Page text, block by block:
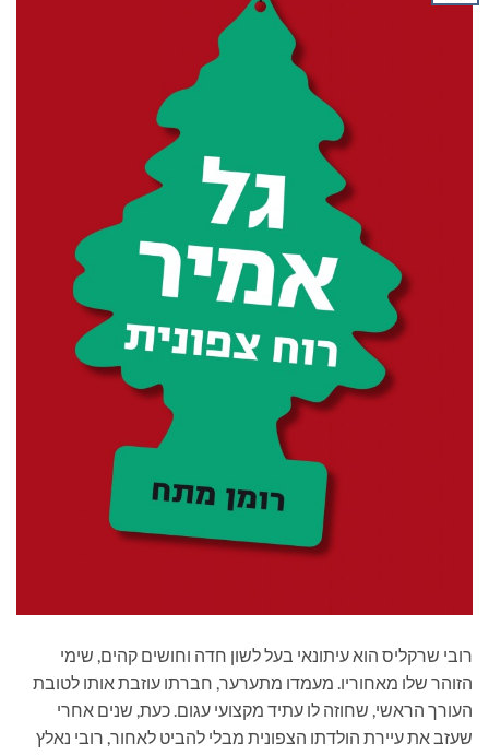
רובי שרקליס הוא עיתונאי בעל לשון חדה וחושים קהים, שימי
הזוהר שלו מאחוריו. מעמדו מתערער, חברתו עוזבת אותו לטובת
העורך הראשי, שחוזה לו עתיד מקצועי עגום. כעת, שנים אחרי
שעזב את עיירת הולדתו הצפונית מבלי להביט לאחור, רובי נאלץ